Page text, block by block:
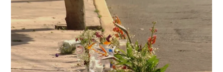
atropello
de
motociclista
en
Iztapalapa,
exigen
la